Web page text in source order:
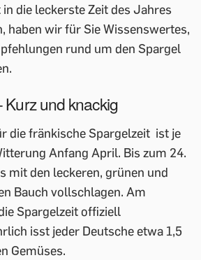
die leckerste Zeit des Jahres
haben wir für Sie Wissenswertes,
rund um den Spargel
und knackig
die fränkische Spargelzeit ist je
Anfang April. Bis zum 24.
mit den leckeren, grünen und
Bauch vollschlagen. Am
Spargelzeit offiziell
isst jeder Deutsche etwa 1,5
Gemüses.